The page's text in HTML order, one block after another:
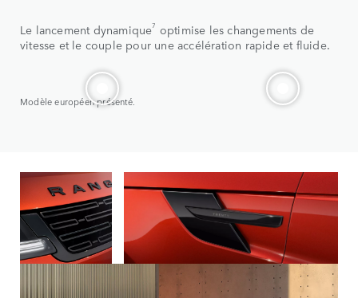
Le lancement dynamique7 optimise les changements de
vitesse et le couple pour une accélération rapide et fluide.
Modèle européen présenté.